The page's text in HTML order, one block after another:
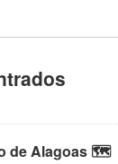
de Alagoas 🗺️